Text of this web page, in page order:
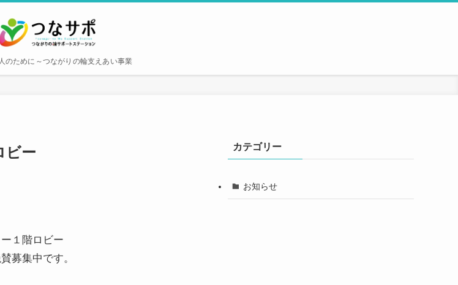
のために～つながりの輪支えあい事業
ビー
１階ロビー
募集中です。
カテゴリー
お知らせ